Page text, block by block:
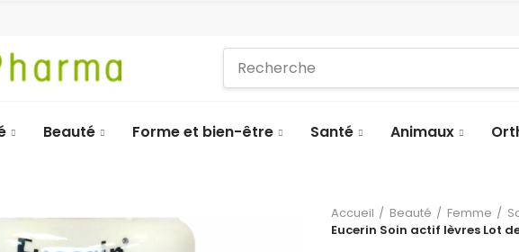
Beauté Forme et bien-être Santé Animaux
Accueil Beauté Femme
Eucerin Soin actif lèvres Lot